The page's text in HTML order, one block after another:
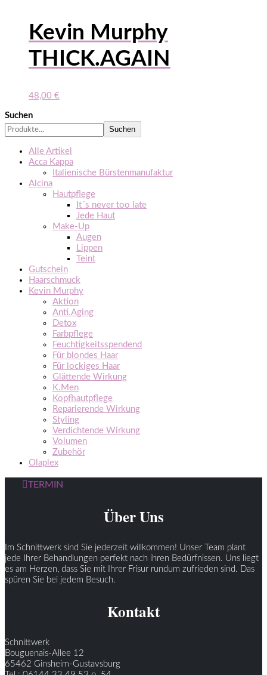
Kevin Murphy
THICK.AGAIN
48,00 €
Suchen
Suchen
Alle Artikel
Acca Kappa
Italienische Bürstenmanufaktur
Alcina
Hautpflege
It´s never too late
Jede Haut
Make-Up
Augen
Lippen
Teint
Gutschein
Haarschmuck
Kevin Murphy
Aktion
Anti.Aging
Detox
Farbpflege
Feuchtigkeitsspendend
Für blondes Haar
Für lockiges Haar
Glättende Wirkung
K.Men
Kopfhautpflege
Reparierende Wirkung
Styling
Verdichtende Wirkung
Volumen
Zubehör
Olaplex
TERMIN
Über Uns
Im Schnittwerk sind Sie jederzeit willkommen! Unser Team plant
jede Ihrer Behandlungen perfekt nach ihren Bedürfnissen. Uns liegt
es am Herzen, dass Sie mit Ihrer Frisur rundum zufrieden sind. Das
spüren Sie bei jedem Besuch.
Kontakt
Schnittwerk
Bouguenais-Allee 12
65462 Ginsheim-Gustavsburg